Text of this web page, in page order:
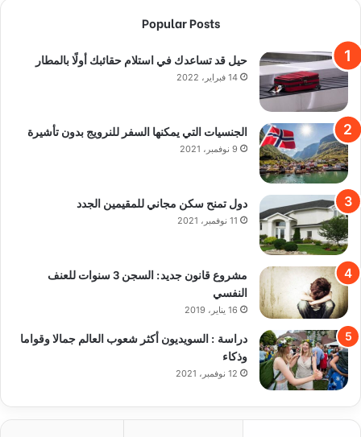
Popular Posts
حيل قد تساعدك في استلام حقائبك أولًا بالمطار
14 فبراير، 2022
الجنسيات التي يمكنها السفر للنرويج بدون تأشيرة
9 نوفمبر، 2021
دول تمنح سكن مجاني للمقيمين الجدد
11 نوفمبر، 2021
مشروع قانون جديد: السجن 3 سنوات للعنف
النفسي
16 يناير، 2019
دراسة : السويديون أكثر شعوب العالم جمالا وقواما
وذكاء
12 نوفمبر، 2021